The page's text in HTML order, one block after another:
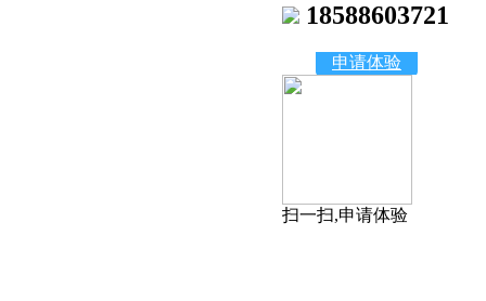
18588603721
申请体验
扫一扫,申请体验